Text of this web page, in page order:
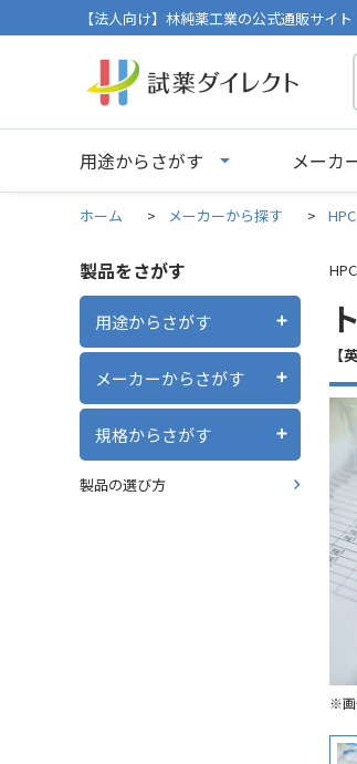
【法人向け】林純薬工業の公式通販サイト
用途からさがす メーカ
ホーム > メーカーから探す >
製品をさがす
用途からさがす
メーカーからさがす
規格からさがす
製品の選び方
【
※画